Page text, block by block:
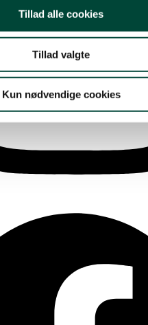
Tillad alle cookies
Tillad valgte
Kun nødvendige cookies